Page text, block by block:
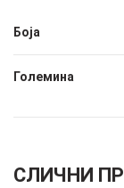
Боја
Големина
СЛИЧНИ